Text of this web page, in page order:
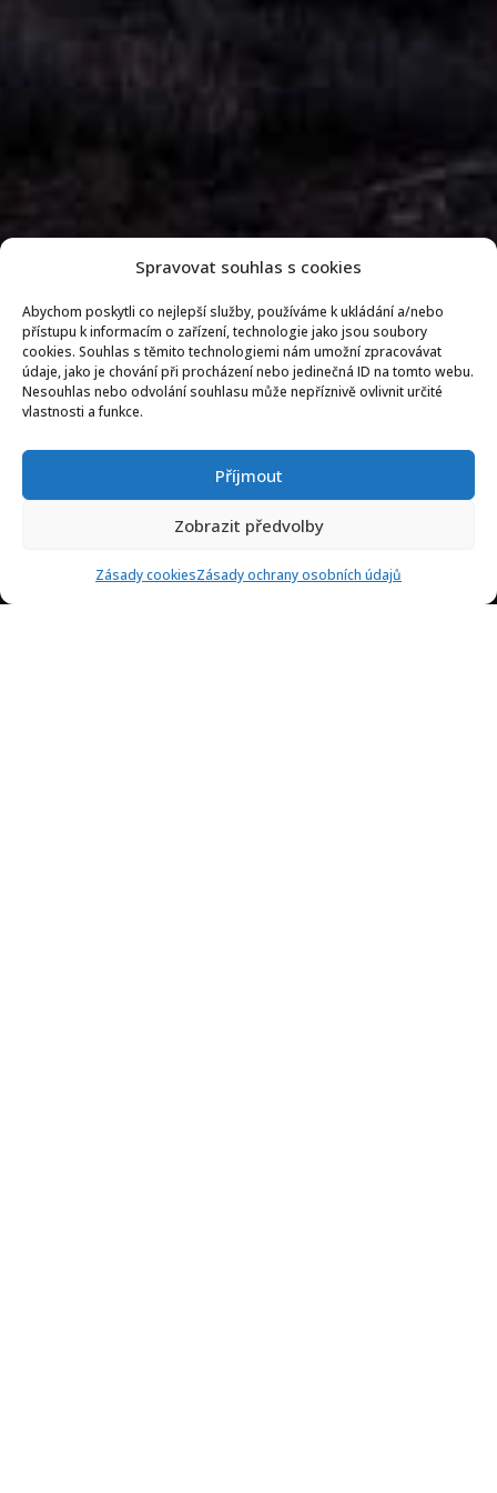
Spravovat souhlas s cookies
Abychom poskytli co nejlepší služby, používáme k ukládání a/nebo
přístupu k informacím o zařízení, technologie jako jsou soubory
cookies. Souhlas s těmito technologiemi nám umožní zpracovávat
údaje, jako je chování při procházení nebo jedinečná ID na tomto webu.
Nesouhlas nebo odvolání souhlasu může nepříznivě ovlivnit určité
vlastnosti a funkce.
Příjmout
Zobrazit předvolby
Zásady cookiesZásady ochrany osobních údajů